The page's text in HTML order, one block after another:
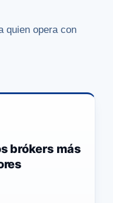
quien opera con
brókers más